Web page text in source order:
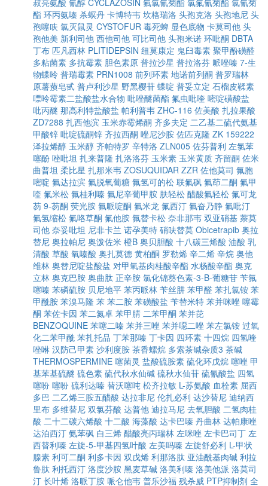
叔亮氨酸 氰醇 CYCLAZOSIN 氟氯氰菊酯 氯氟氰菊酯 氯氰菊
酯 环丙氨嗪 杀螟丹 卡博特韦 坎格瑞洛 头孢克洛 头孢地尼 头
孢噻呋 氯灭鼠灵 CYSTOFUR 毒死蜱 显色底物 卡莫司他 头
孢他美 新利司他 西他司他 可比司他 头孢米诺 环吡酮 DBTA
丁布 匹凡西林 PLITIDEPSIN 纽莫康定 鬼臼毒素 聚甲酚磺醛
多粘菌素 多抗霉素 胆色素原 普拉沙星 普拉洛芬 哌唑嗪 7-生
物蝶呤 普瑞霉素 PRN1008 前列环素 地诺前列酮 普罗瑞林
原薯蓣皂甙 普卢利沙星 野黑樱苷 蝶啶 普妥立定 石榴皮鞣素
嘌呤霉素二盐酸盐水合物 吡唑醚菌酯 氟虫吡喹 嘧啶磺酸盐
吡丙醚 那高利特盐酸盐 帕利普韦 ZHC-116 佐美酸 扎拉果酸
ZD7288 扎西他滨 玉米赤霉烯酮 齐多夫定 二乙基二硫代氨基
甲酸锌 吡啶硫酮锌 齐拉西酮 唑尼沙胺 佐匹克隆 ZK 159222
泽拉烯醇 玉米醇 齐帕特罗 辛特洛 ZLN005 佐芬普利 左氯苯
噻酚 唑吡坦 扎来普隆 扎洛洛芬 玉米素 玉米黄质 齐留酮 佐米
曲普坦 柔比星 扎那米韦 ZOSUQUIDAR ZZR 佐他莫司 氟胞
嘧啶 氟达拉滨 氟脱氧葡糖 氟氢可的松 联氟砜 氟茚二酮 氟甲
喹 氟米松 氟桂利嗪 氟尼辛葡甲胺 肤轻松 醋酸氟轻松 氟可龙
芴 9-芴酮 荧光胺 氟哌啶酮 氟米龙 氟西汀 氟奋乃静 氟吡汀
氟氢缩松 氟咯草酮 氟他胺 氟替卡松 奈非那韦 双亚硝基 萘莫
司他 奈妥吡坦 尼非卡兰 诺孕美特 硝呋替莫 Obicetrapib 奥拉
替尼 奥拉帕尼 奥泼佐米 橙B 奥贝胆酸 十八碳三烯酸 油酸 乳
清酸 草酸 氧嗪酸 奥扎莫德 黄柏酮 罗勒烯 辛二烯 辛烷 奥他
维林 奥替尼啶盐酸盐 对甲氧基肉桂酸辛酯 水杨酸辛酯 奥克
立林 奥克巴胺 奥曲肽 正辛胺 氯化锦葵色素-3-Β-葡糖苷 苄氟
噻嗪 苯磷硫胺 贝尼地平 苯丙哌林 苄丝肼 苯甲醛 苯扎氯铵 苯
甲酰胺 苯溴马隆 苯 苯二胺 苯磺酸盐 苄替米特 苯并咪唑 噻霉
酮 苯佐卡因 苯二氮卓 苯甲腈 二苯甲酮 苯并芘
BENZOQUINE 苯噻二嗪 苯并三唑 苯并噁二唑 苯左氯铵 过氧
化二苯甲酰 苯扎托品 丁苯那嗪 丁卡因 四环素 十四烷 四氢喹
唑啉 汉防己甲素 沙利度胺 茶香螺烷 多索茶碱杂质3 茶碱
THERMOSPERMINE 噻菌灵 盐酸硫胺素 硫化环戊烷 噻唑 甲
基苯基硫醚 硫色素 硫代秋水仙碱 硫秋水仙苷 硫氰酸盐 四氢
噻吩 噻吩 硫利达嗪 替沃噻吨 松齐拉敏 L-苏氨酸 血栓素 屈西
多巴 二乙烯三胺五醋酸 达拉非尼 伦扎必利 达沙替尼 迪纳西
里布 多维替尼 双氯芬酸 达普他 迪拉马尼 去氧胆酸 二氢肉桂
酸 二十二碳六烯酸 十二酸 海藻酸 达卡巴嗪 丹曲林 达帕康唑
达泊西汀 氨苯砜 白三烯 醋酸亮丙瑞林 左咪唑 左卡巴司丁 左
西替利嗪 左旋-5-甲基四氢叶酸 左美吗嗪 左旋舒必利 L-甲状
腺素 利可二酮 利多卡因 双戊烯 利那洛肽 亚油酰基肉碱 利拉
鲁肽 利托西汀 洛度沙胺 黑麦草碱 洛美利嗪 洛美他派 洛莫司
汀 长叶烯 洛哌丁胺 哌仑他韦 普乐沙福 残杀威 PTP抑制剂 全